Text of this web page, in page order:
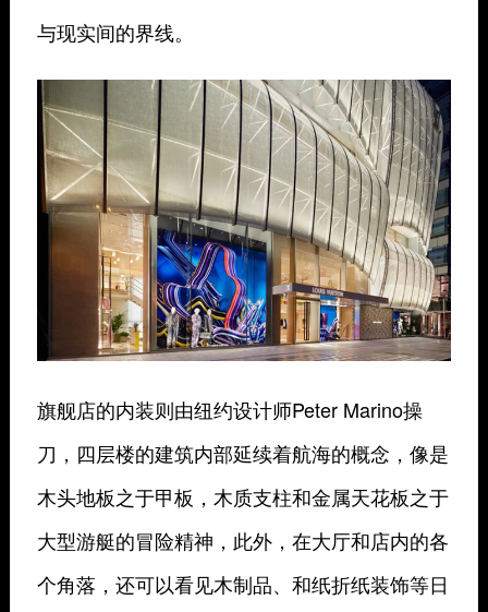
与现实间的界线。
旗舰店的内装则由纽约设计师Peter Marino操
刀，四层楼的建筑内部延续着航海的概念，像是
木头地板之于甲板，木质支柱和金属天花板之于
大型游艇的冒险精神，此外，在大厅和店内的各
个角落，还可以看见木制品、和纸折纸装饰等日